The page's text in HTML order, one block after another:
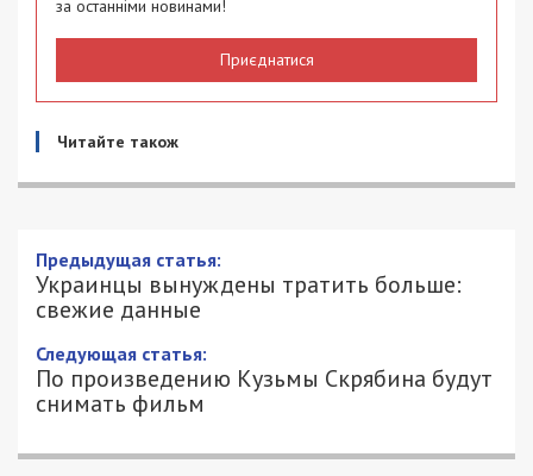
за останніми новинами!
Приєднатися
Читайте також
Украинцы вынуждены тратить больше:
свежие данные
5/07/2020 - 15:03
АЛЕКСАНДР КЛИМОВ - СПЕЦИАЛЬНО
ДЛЯ 49000.COM.UA
1779
В январе-марте 2020 года доходы населения